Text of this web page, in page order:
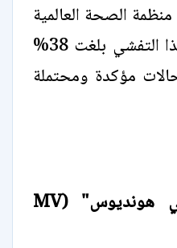
الصحة العالمية
أن نسبة الوفيات في هذا التفشي بلغت 38%
وفيات من أصل 8 حالات مؤكدة ومحتملة
وضع السفينة "إم في هونديوس" (MV